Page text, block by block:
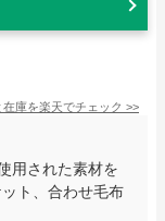
在庫を楽天でチェック >>
用された素材を
ト、合わせ毛布